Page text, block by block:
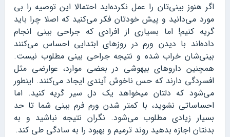
اگر هنوز بینی‌تان را عمل نکرده‌اید احتمالا این توصیه را بی
مورد می‌دانید و پیش خودتان فکر می‌کنید که اصلا چرا باید
گریه کنیم! اما بسیاری از افرادی که جراحی بینی انجام
داده‌اند با دیدن ورم در روزهای ابتدایی احساس می‌کنند
بینی‌شان خراب شده و نتیجه جراحی بینی مطلوب نیست.
همچنین داروهای بیهوشی در بعضی موارد، عوارضی مثل
افسردگی دارند که حس ناخوش آیندی ایجاد می‌کنند. اینطور
می‌شود که دلتان میخواهد یک دل سیر گریه کنید. اما
احساساتی نشوید، با کمتر شدن ورم فرم بینی شما تا حد
بسیار زیادی مطلوب می‌شود. نگران نتیجه نباشید و به
بدنتان اجازه بدهید روند ترمیم و بهبود را به سادگی طی کند.